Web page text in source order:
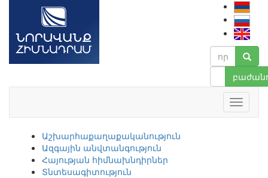
Աշխարհաքաղաքականություն
Ազգային անվտանգություն
Հայության հիմնախնդիրներ
Տնտեսագիտություն